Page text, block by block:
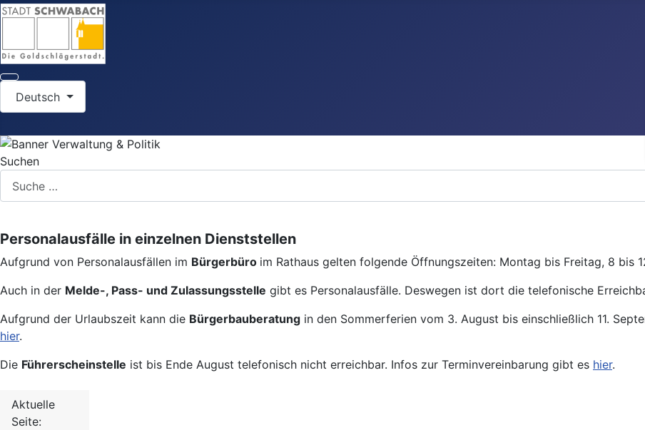
Deutsch
Suchen
Personalausfälle in einzelnen Dienststellen
Aufgrund von Personalausfällen im Bürgerbüro im Rathaus gelten folgende Öffnungszeiten: Montag bis Freitag, 8 bis
Auch in der Melde-, Pass- und Zulassungsstelle gibt es Personalausfälle. Deswegen ist dort die telefonische
Aufgrund der Urlaubszeit kann die Bürgerbauberatung in den Sommerferien vom 3. August bis einschließlich 11.
hier.
Die Führerscheinstelle ist bis Ende August telefonisch nicht erreichbar. Infos zur Terminvereinbarung gibt es hier.
Aktuelle
Seite: